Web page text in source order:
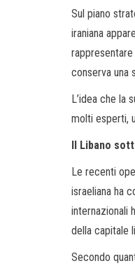
Sul piano
iraniana
conserva una
L’idea che la
molti esperti,
Il Libano
Le recenti
israeliana ha
internazionali
della capitale
Secondo